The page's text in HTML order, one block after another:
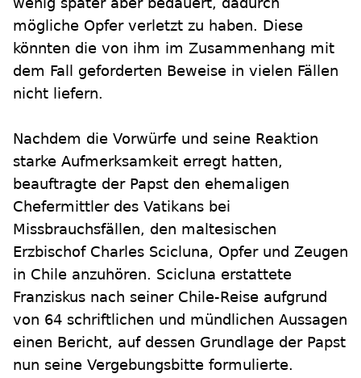
mögliche Opfer verletzt zu haben. Diese
könnten die von ihm im Zusammenhang mit
dem Fall geforderten Beweise in vielen Fällen
nicht liefern.
Nachdem die Vorwürfe und seine Reaktion
starke Aufmerksamkeit erregt hatten,
beauftragte der Papst den ehemaligen
Chefermittler des Vatikans bei
Missbrauchsfällen, den maltesischen
Erzbischof Charles Scicluna, Opfer und Zeugen
in Chile anzuhören. Scicluna erstattete
Franziskus nach seiner Chile-Reise aufgrund
von 64 schriftlichen und mündlichen Aussagen
einen Bericht, auf dessen Grundlage der Papst
nun seine Vergebungsbitte formulierte.